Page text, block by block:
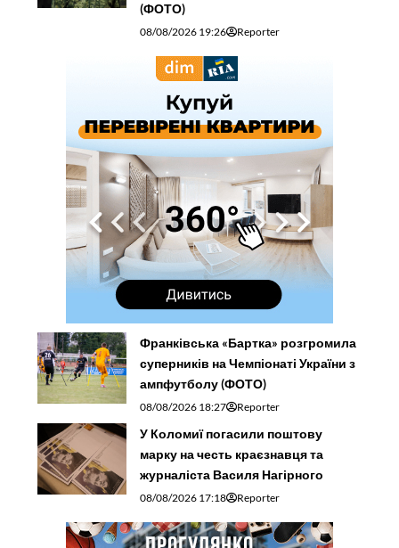
(ФОТО)
08/08/2026 19:26 Reporter
Франківська «Бартка» розгромила
суперників на Чемпіонаті України з
ампфутболу (ФОТО)
08/08/2026 18:27 Reporter
У Коломиї погасили поштову
марку на честь краєзнавця та
журналіста Василя Нагірного
08/08/2026 17:18 Reporter